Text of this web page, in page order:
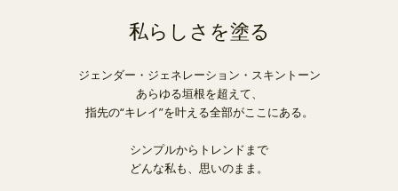
私らしさを塗る
ジェンダー・ジェネレーション・スキントーン
あらゆる垣根を超えて、
指先の“キレイ”を叶える全部がここにある。
シンプルからトレンドまで
どんな私も、思いのまま。